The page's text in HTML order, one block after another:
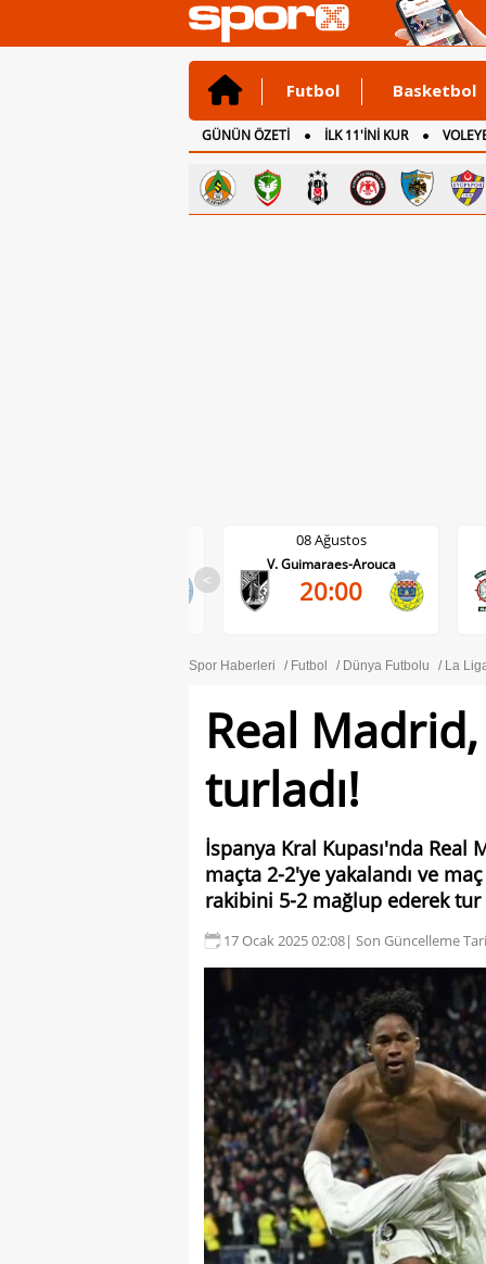
Futbol Basketbol
GÜNÜN ÖZETİ İLK 11'İNİ KUR
CANLI ANLATIM
İNGİLTERE
<
08 Ağustos
Maritimo-Casa Pia
17:30
Spor Haberleri Futbol Dünya Futbolu La
Real
turladı!
İspanya Kral Kupası'nda Real
maçta 2-2'ye yakalandı ve
rakibini 5-2 mağlup ederek tur
17 Ocak 2025 02:08| Son Güncelleme